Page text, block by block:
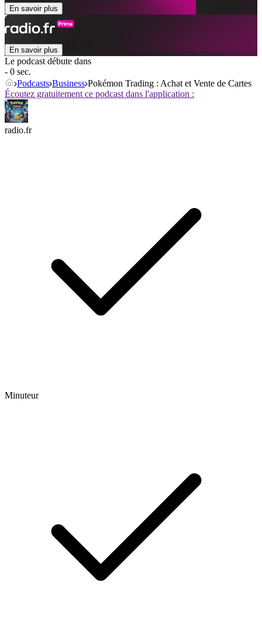
En savoir plus
En savoir plus
Le podcast débute dans
- 0 sec.
Podcasts Business Pokémon Trading : Achat et Vente de Cartes
Écoutez gratuitement ce podcast dans l'application :
radio.fr
Minuteur